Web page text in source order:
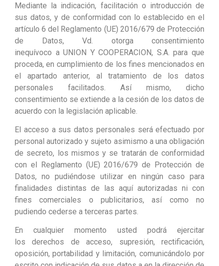
Mediante la indicación, facilitación o introducción de
sus datos, y de conformidad con lo establecido en el
artículo 6 del Reglamento (UE) 2016/679 de Protección
de Datos, Vd. otorga consentimiento
inequívoco a UNION Y COOPERACION, S.A. para que
proceda, en cumplimiento de los fines mencionados en
el apartado anterior, al tratamiento de los datos
personales facilitados. Así mismo, dicho
consentimiento se extiende a la cesión de los datos de
acuerdo con la legislación aplicable.
El acceso a sus datos personales será efectuado por
personal autorizado y sujeto asimismo a una obligación
de secreto, los mismos y se tratarán de conformidad
con el Reglamento (UE) 2016/679 de Protección de
Datos, no pudiéndose utilizar en ningún caso para
finalidades distintas de las aquí autorizadas ni con
fines comerciales o publicitarios, así como no
pudiendo cederse a terceras partes.
En cualquier momento usted podrá ejercitar
los derechos de acceso, supresión, rectificación,
oposición, portabilidad y limitación, comunicándolo por